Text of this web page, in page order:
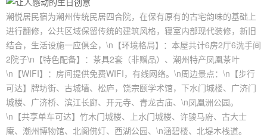
潮悦居民宿为潮州传统民居四合院，在保有原有的古宅韵味的基础上
进行翻修，公共区域保留传统的建筑风格，寝室内部现代装修，新旧
结合，生活设施一应俱全，\n【环境格局】：本屋共计6房2厅6洗手间
2院子\n【特色配备】：茶具2套（非赠品）、潮州特产凤凰茶叶
\n【WIFI】：房间提供免费WIFI，有线网络。\n周边景点：\n【步行
可达】牌坊街、古城墙、松庐，饶宗颐学术馆，下水门城楼、广济门
城楼、广济桥、滨江长廊、开元寺、青龙古庙、\n凤凰洲公园。
\n【共享单车可达】竹木门城楼、上水门城楼、许骏马府、古大士
庵、潮州博物馆、北阁佛灯、西湖公园、\n涵碧楼、北堤木栈道。